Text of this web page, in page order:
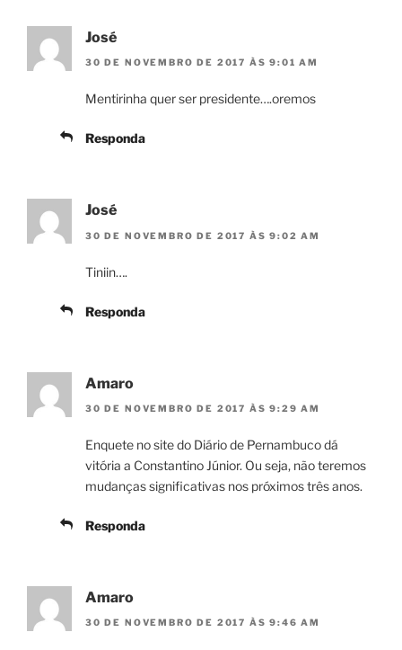
José
30 DE NOVEMBRO DE 2017 ÀS 9:01 AM
Mentirinha quer ser presidente….oremos
Responda
José
30 DE NOVEMBRO DE 2017 ÀS 9:02 AM
Tiniin….
Responda
Amaro
30 DE NOVEMBRO DE 2017 ÀS 9:29 AM
Enquete no site do Diário de Pernambuco dá
vitória a Constantino Júnior. Ou seja, não teremos
mudanças significativas nos próximos três anos.
Responda
Amaro
30 DE NOVEMBRO DE 2017 ÀS 9:46 AM